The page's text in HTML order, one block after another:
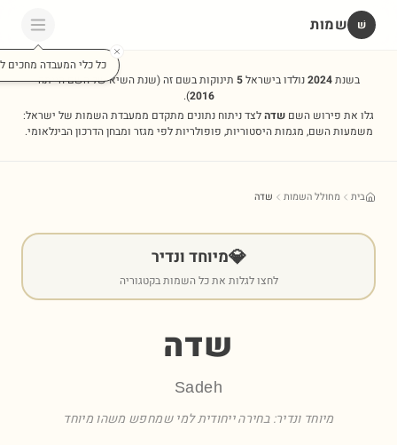
שׁ שמות
כל כלי המעבדה מחכים
בשנת2024נולדו בישראל5 תינוקות בשם זה(שנת השיא של השם הייתה
2016
).
גלו את פירוש השם שדהלצד ניתוח נתונים מתקדם ממעבדת השמות של ישראל:
משמעות השם, מגמות היסטוריות, פופולריות לפי מגזר ומבחן הדרכון הבינלאומי.
בית מחולל השמות שדה
💎מיוחד ונדיר
לחצו לגלות את כל השמות בקטגוריה
שדה
Sadeh
מיוחד ונדיר: בחירה ייחודית למי שמחפש משהו מיוחד